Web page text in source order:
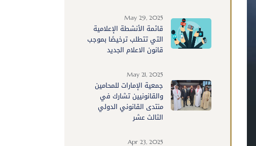
May 29, 2025
قائمة الأنشطة الإعلامية
التي تتطلب ترخيصًا بموجب
قانون الاعلام الجديد
May 21, 2025
جمعية الإمارات للمحامين
والقانونيين تشارك في
منتدى القانوني الدولي
الثالث عشر
Apr 23, 2025